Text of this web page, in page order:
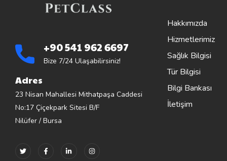
+90 541 962 6697
Bize 7/24 Ulaşabilirsiniz!
Adres
23 Nisan Mahallesi Mithatpaşa Caddesi
No:17 Çiçekpark Sitesi B/F
Nilüfer / Bursa
Hakkımızda
Hizmetlerimiz
Sağlık Bilgisi
Tür Bilgisi
Bilgi Bankası
İletişim